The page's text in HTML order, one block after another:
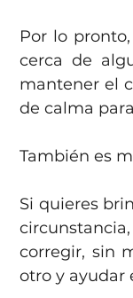
Por lo
cerca de
mantener el
de calma
También es
Si quieres
corregir, sin
otro y ayudar